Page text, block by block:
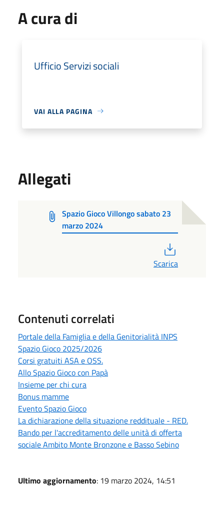
A cura di
Ufficio Servizi sociali
VAI ALLA PAGINA
Allegati
Spazio Gioco Villongo sabato 23
marzo 2024
Scarica
Contenuti correlati
Portale della Famiglia e della Genitorialità INPS
Spazio Gioco 2025/2026
Corsi gratuiti ASA e OSS.
Allo Spazio Gioco con Papà
Insieme per chi cura
Bonus mamme
Evento Spazio Gioco
La dichiarazione della situazione reddituale - RED.
Bando per l'accreditamento delle unità di offerta
sociale Ambito Monte Bronzone e Basso Sebino
Ultimo aggiornamento: 19 marzo 2024, 14:51